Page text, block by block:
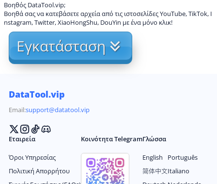
Βοηθός DataTool.vip;
Βοηθά σας να κατεβάσετε αρχεία από τις ιστοσελίδες YouTube, TikTok, I
nstagram, Twitter, XiaoHongShu, DouYin με ένα μόνο κλικ!
Εγκατάσταση
DataTool.vip
Email:support@datatool.vip
Εταιρεία
Όροι Υπηρεσίας
Πολιτική Απορρήτου
Κοινότητα TelegramΓλώσσα
English
简体中文
Português
Italiano